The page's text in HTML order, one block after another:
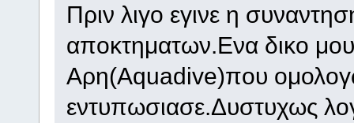
Πριν λιγο εγινε η
αποκτηματων.Ενα δικο
Αρη(Aquadive)που
εντυπωσιασε.Δυστυχως